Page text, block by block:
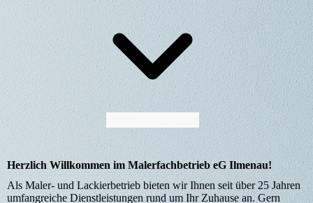
Herzlich Willkommen im Malerfachbetrieb eG Ilmenau!
Als Maler- und Lackierbetrieb bieten wir Ihnen seit über 25 Jahren
umfangreiche Dienstleistungen rund um Ihr Zuhause an. Gern